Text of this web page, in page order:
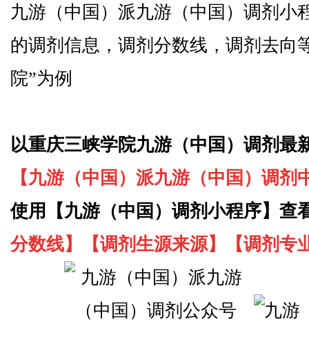
九游（中国）派九游（中国）调剂小
的调剂信息，调剂分数线，调剂去向
院”为例
以重庆三峡学院九游（中国）调剂最
【九游（中国）派九游（中国）调剂
使用【九游（中国）调剂小程序】查
分数线】【调剂生源来源】【调剂专